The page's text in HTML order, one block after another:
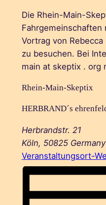
Die Rhein-Main-
Fahrgemeinschaften
Vortrag von
zu besuchen. Bei
main at skeptix . org
Rhein-Main-Skeptix
HERBRAND´s
Herbrandstr. 21
Köln, 50825 Germany
Veranstaltungsort-